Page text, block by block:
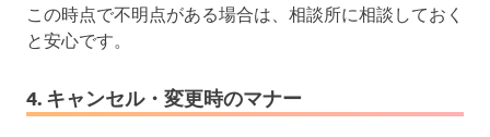
この時点で不明点がある場合は、相談所に相談しておく
と安心です。
4. キャンセル・変更時のマナー